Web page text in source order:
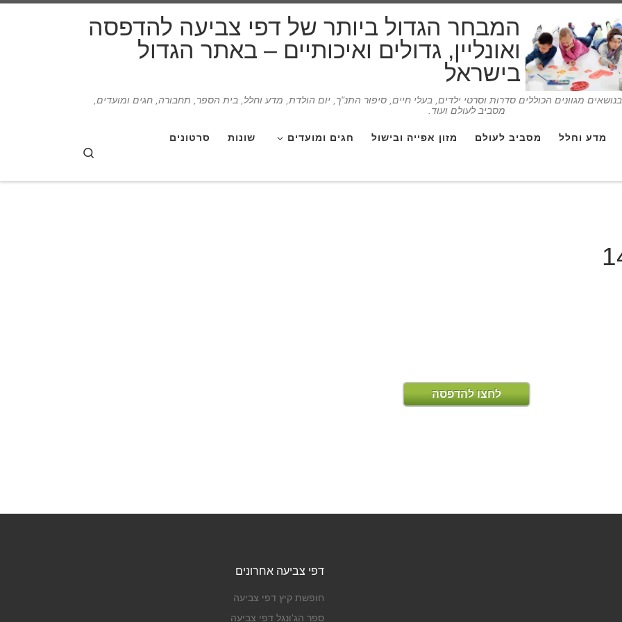
המבחר הגדול ביותר של דפי צביעה להדפסה
ואונליין, גדולים ואיכותיים – באתר הגדול
בישראל
מגוונים הכוללים סדרות וסרטי ילדים, בעלי חיים, סיפור התנ"ך, יום הולדת, מדע וחלל, בית הספר, תחבורה, חגים ומועדים,
מסביב לעולם ועוד.
מדע וחלל מסביב לעולם מזון אפייה ובישול חגים ומועדים שונות סרטונים
לחצו להדפסה
דפי צביעה אחרונים
חופשת קיץ דפי צביעה
ספר הג'ונגל דפי צביעה